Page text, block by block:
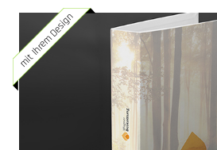
mit Ihrem Design